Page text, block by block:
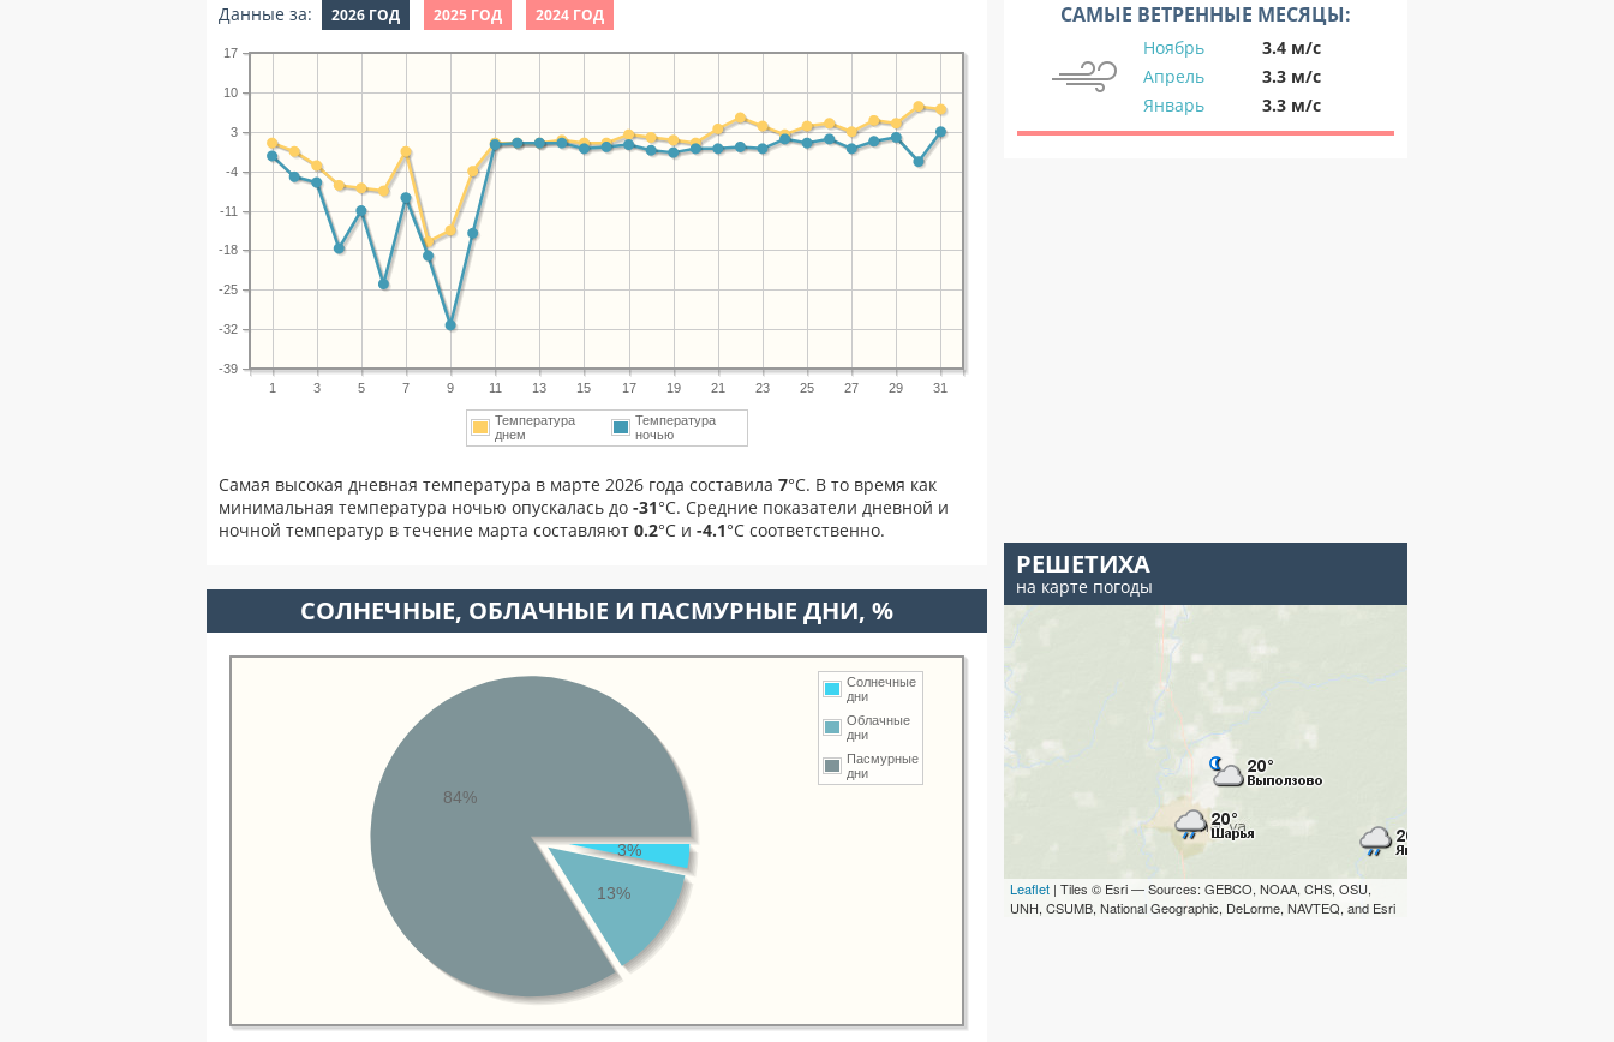
Данные за: 2026 ГОД 2025 ГОД 2024 ГОД
1 3 5 7 9 11 13 15 17 19 21 23 25 27 29 31
-39
-32
-25
-18
-11
-4
3
10
17
Температура
днем
Температура
ночью
Самая высокая дневная температура в марте 2026 года составила 7°С. В то время как
минимальная температура ночью опускалась до -31°C. Средние показатели дневной и
ночной температур в течение марта составляют 0.2°С и -4.1°С соответственно.
CОЛНЕЧНЫЕ, ОБЛАЧНЫЕ И ПАСМУРНЫЕ ДНИ, %
Солнечные
дни
Облачные
дни
Пасмурные
дни
3%
13%
84%
САМЫЕ ВЕТРЕННЫЕ МЕСЯЦЫ:
Ноябрь
3.4 м/с
Апрель
3.3 м/с
Январь
3.3 м/с
РЕШЕТИХА
на карте погоды
Leaflet | Tiles © Esri — Sources: GEBCO, NOAA, CHS, OSU,
UNH, CSUMB, National Geographic, DeLorme, NAVTEQ, and Esri